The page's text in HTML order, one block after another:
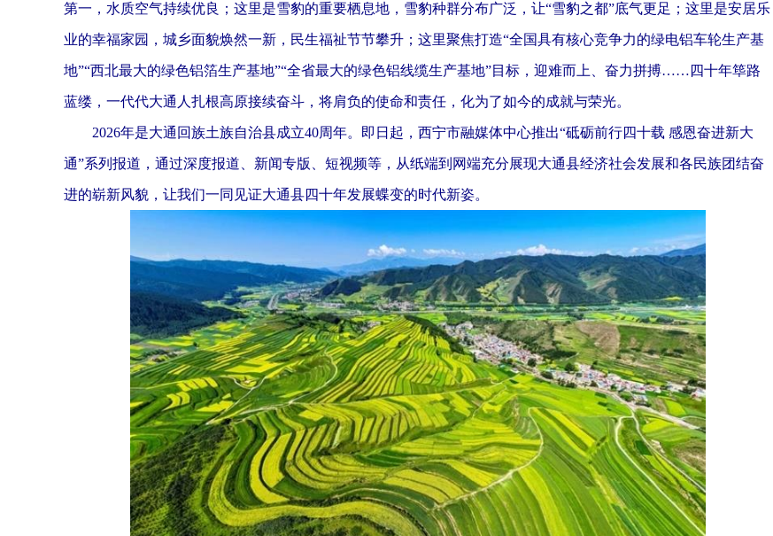
第一，水质空气持续优良；这里是雪豹的重要栖息地，雪豹种群分布广泛，让“雪豹之都”底气更足；这里是安居乐
业的幸福家园，城乡面貌焕然一新，民生福祉节节攀升；这里聚焦打造“全国具有核心竞争力的绿电铝车轮生产基
地”“西北最大的绿色铝箔生产基地”“全省最大的绿色铝线缆生产基地”目标，迎难而上、奋力拼搏……四十年筚路
蓝缕，一代代大通人扎根高原接续奋斗，将肩负的使命和责任，化为了如今的成就与荣光。
2026年是大通回族土族自治县成立40周年。即日起，西宁市融媒体中心推出“砥砺前行四十载 感恩奋进新大
通”系列报道，通过深度报道、新闻专版、短视频等，从纸端到网端充分展现大通县经济社会发展和各民族团结奋
进的崭新风貌，让我们一同见证大通县四十年发展蝶变的时代新姿。